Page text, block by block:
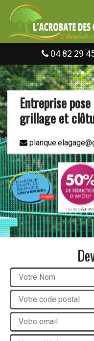
04 82 29
Entreprise
grillage et